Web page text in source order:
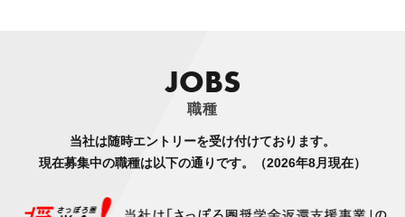
JOBS
職種
当社は随時エントリーを受け付けております。
現在募集中の職種は以下の通りです。（2026年8月現在）